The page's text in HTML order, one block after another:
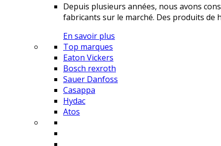
Depuis plusieurs années, nous avons
fabricants sur le marché. Des produits de
En savoir plus
Top marques
Eaton Vickers
Bosch rexroth
Sauer Danfoss
Casappa
Hydac
Atos